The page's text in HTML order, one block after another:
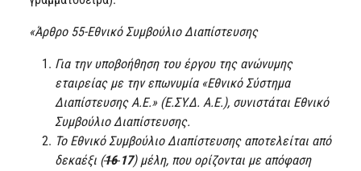
«Άρθρο 55-Εθνικό Συμβούλιο Διαπίστευσης
Για την υποβοήθηση του έργου της ανώνυμης
εταιρείας με την επωνυμία «Εθνικό Σύστημα
Διαπίστευσης Α.Ε.» (Ε.ΣΥ.Δ. Α.Ε.), συνιστάται Εθνικό
Συμβούλιο Διαπίστευσης.
Το Εθνικό Συμβούλιο Διαπίστευσης αποτελείται από
δεκαέξι (1617) μέλη, που ορίζονται με απόφαση